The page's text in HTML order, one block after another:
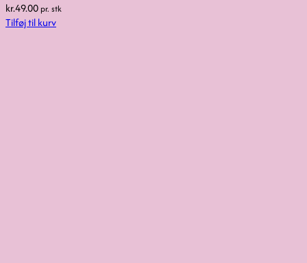
kr.49.00pr. stk
Tilføj til kurv